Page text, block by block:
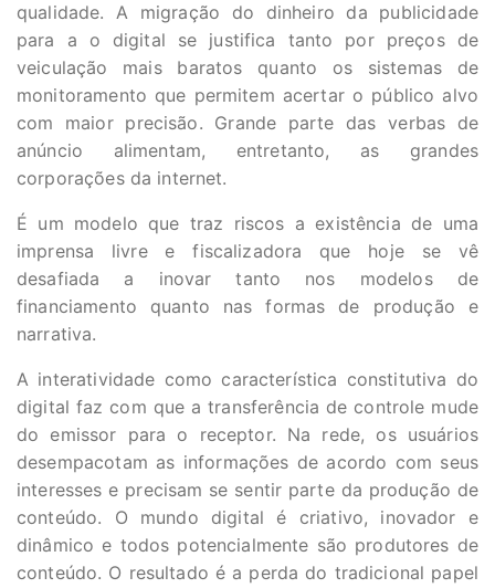
qualidade. A migração do dinheiro da publicidade
para a o digital se justifica tanto por preços de
veiculação mais baratos quanto os sistemas de
monitoramento que permitem acertar o público alvo
com maior precisão. Grande parte das verbas de
anúncio alimentam, entretanto, as grandes
corporações da internet.
É um modelo que traz riscos a existência de uma
imprensa livre e fiscalizadora que hoje se vê
desafiada a inovar tanto nos modelos de
financiamento quanto nas formas de produção e
narrativa.
A interatividade como característica constitutiva do
digital faz com que a transferência de controle mude
do emissor para o receptor. Na rede, os usuários
desempacotam as informações de acordo com seus
interesses e precisam se sentir parte da produção de
conteúdo. O mundo digital é criativo, inovador e
dinâmico e todos potencialmente são produtores de
conteúdo. O resultado é a perda do tradicional papel